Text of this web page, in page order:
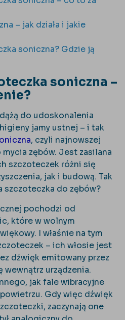
– jak działa i jakie
soniczna? Gdzie ją
soniczna –
do udoskonalenia
jamy ustnej – i tak
, czyli najnowszej
zębów. Jest zasilana
szczoteczek różni się
jak i budową. Tak
szczoteczka do zębów?
pochodzi od
które w wolnym
I właśnie na tym
– ich włosie jest
dźwięk emitowany przez
urządzenia.
jak fale wibracyjne
Gdy więc dźwięk
zaczynają one